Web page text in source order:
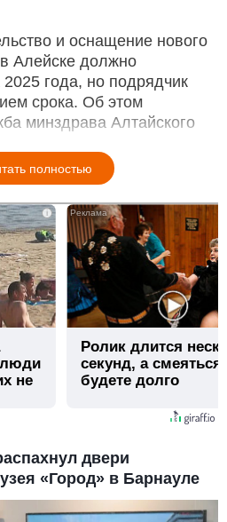
и оснащение нового
Алейске должно
года, но подрядчик
срока. Об этом
минздрава Алтайского
полностью
i
не
Ролик длится
секунд, а
будете долго
двери
«Город» в Барнауле